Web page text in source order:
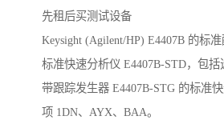
先租后买测试设备
Keysight (Agilent/HP) E4407B 的标准
标准快速分析仪 E4407B-STD，包括
带跟踪发生器 E4407B-STG 的标准
项 1DN、AYX、BAA。